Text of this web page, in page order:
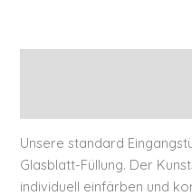
Unsere standard
Glasblatt-Füllung. Der
individuell einfärben und